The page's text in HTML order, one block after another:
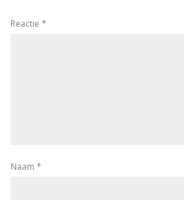
Reactie *
Naam *